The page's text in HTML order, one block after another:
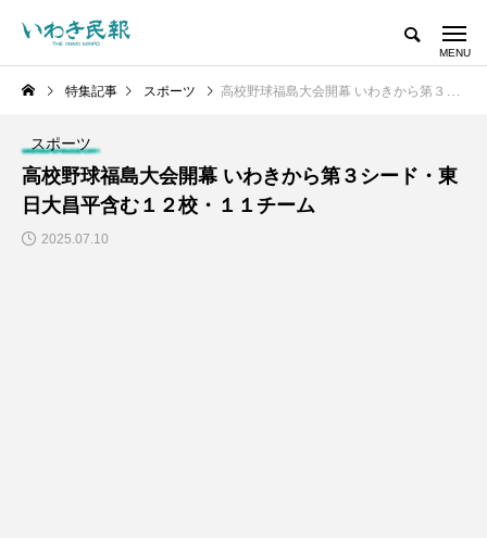
特集記事 スポーツ 高校野球福島大会開幕 いわきから第３シード・東日大昌平含む１２校・１１チーム
スポーツ
高校野球福島大会開幕 いわきから第３シード・東
日大昌平含む１２校・１１チーム
2025.07.10